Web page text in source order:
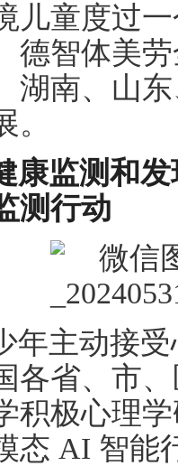
儿童度过
德智体美
湖南、山
康监测和
测行动
年主动接
各省、市
积极心理
态 AI 智能